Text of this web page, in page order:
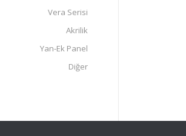
Vera Serisi
Akrilik
Yan-Ek Panel
Diğer